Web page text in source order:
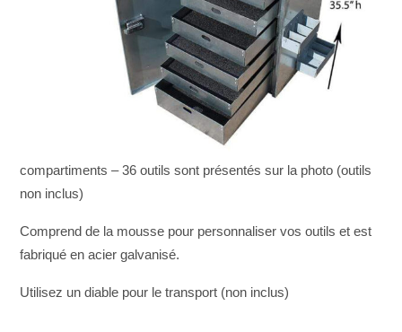
compartiments – 36 outils sont présentés sur la photo (outils
non inclus)
Comprend de la mousse pour personnaliser vos outils et est
fabriqué en acier galvanisé.
Utilisez un diable pour le transport (non inclus)